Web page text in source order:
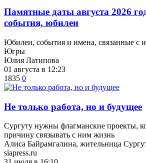
​Памятные даты августа 2026
события, юбилеи
Юбилеи, события и имена, связанные с
Югры
Юлия Латипова
01 августа в 12:23
1835 0
​Не только работа, но и будущее
Сургуту нужны флагманские проекты,
причину связывать с ним жизнь
Алиса Байрамгалина, жительница
siapress.ru